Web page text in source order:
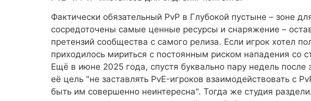
Фактически обязательный PvP в Глубокой пустыне – зоне
сосредоточены самые ценные ресурсы и снаряжение –
претензий сообщества с самого релиза. Если игрок хотел
приходилось мириться с постоянным риском нападения со
Ещё в июне 2025 года, спустя буквально пару недель после
её цель "не заставлять PvE-игроков взаимодействовать с
быть им совершенно неинтересна". Тогда же студия